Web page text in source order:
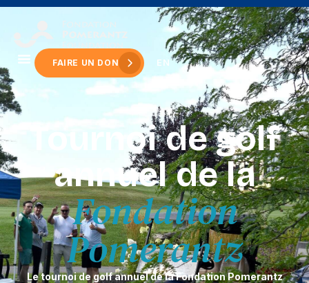
FAIRE UN DON EN
Tournoi de golf
annuel de la
Fondation
Pomerantz
Le tournoi de golf annuel de la Fondation Pomerantz